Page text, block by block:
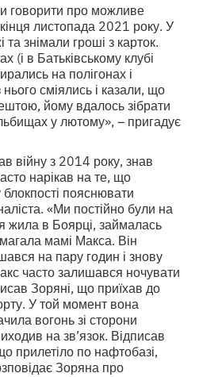
говорити про можливе
листопада 2021 року. У
та знімали гроші з карток.
(і в Батьківському клубі
на полігонах і
сміялись і казали, що
йому вдалось зібрати
у лютому», – пригадує
війну з 2014 року, знав
нарікав на те, що
пояснювати
«Ми постійно були на
жила в Боярці, займалась
мамі Макса. Він
на пару годин і знову
часто залишався ночувати
Зоряні, що приїхав до
У той момент вона
вогонь зі сторони
на зв’язок. Відписав
прилетіло по нафтобазі,
Зоряна про